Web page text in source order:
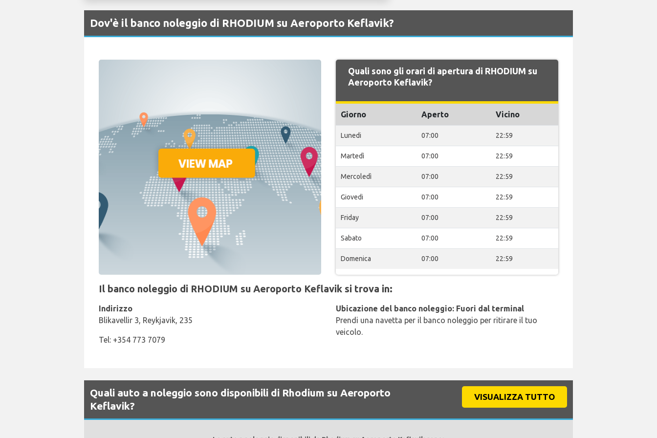
Dov'è il banco noleggio di RHODIUM su Aeroporto Keflavik?
Quali sono gli orari di apertura di RHODIUM su
Aeroporto Keflavik?
Giorno Aperto Vicino
Lunedi 07:00 22:59
Martedì 07:00 22:59
Mercoledì 07:00 22:59
Giovedi 07:00 22:59
Friday 07:00 22:59
Sabato 07:00 22:59
Domenica 07:00 22:59
Il banco noleggio di RHODIUM su Aeroporto Keflavik si trova in:
Indirizzo
Blikavellir 3, Reykjavik, 235
Tel: +354 773 7079
Ubicazione del banco noleggio: Fuori dal terminal
Prendi una navetta per il banco noleggio per ritirare il tuo
veicolo.
Quali auto a noleggio sono disponibili di Rhodium su Aeroporto
Keflavik?
VISUALIZZA TUTTO